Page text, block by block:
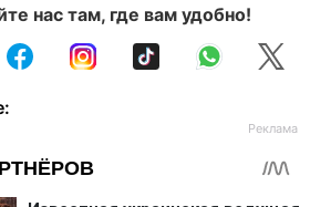
нас там, где вам удобно!